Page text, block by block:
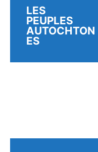
LES
PEUPLES
AUTOCHTON
ES